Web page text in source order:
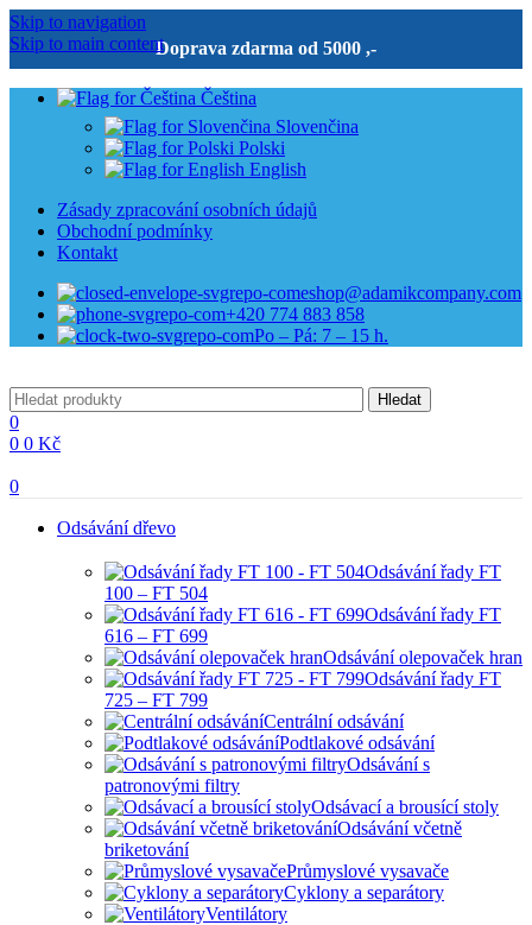
Skip to navigation
Skip to main contentDoprava zdarma od 5000 ,-
Čeština
Slovenčina
Polski
English
Zásady zpracování osobních údajů
Obchodní podmínky
Kontakt
eshop@adamikcompany.com
+420 774 883 858
Po – Pá: 7 – 15 h.
Hledat
0
0 0 Kč
0
Odsávání dřevo
Odsávání řady FT
100 – FT 504
Odsávání řady FT
616 – FT 699
Odsávání olepovaček hran
Odsávání řady FT
725 – FT 799
Centrální odsávání
Podtlakové odsávání
Odsávání s
patronovými filtry
Odsávací a brousící stoly
Odsávání včetně
briketování
Průmyslové vysavače
Cyklony a separátory
Ventilátory